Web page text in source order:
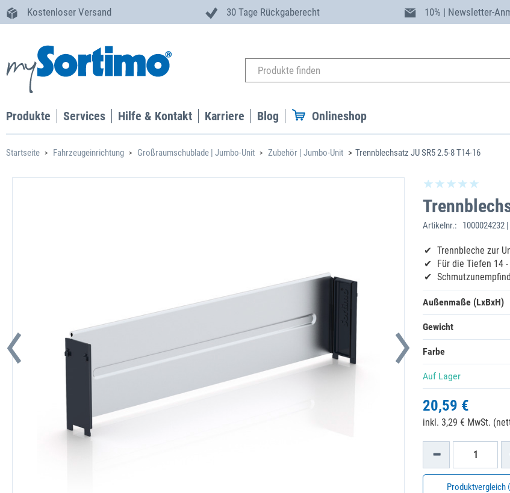
Kostenloser Versand 30 Tage Rückgaberecht 10% | Newsletter-
Produkte Services Hilfe & Kontakt Karriere Blog Onlineshop
Startseite Fahrzeugeinrichtung Großraumschublade | Jumbo-Unit Zubehör | Jumbo-Unit Trennblechsatz JU SR5 2.5-8 T14-16
Artikelnr.: 1000024232
Trennbleche zur
Für die Tiefen 14 -
Außenmaße (LxBxH)
Gewicht
Farbe
Auf Lager
20,59 €
inkl. 3,29 € MwSt.
Produktvergleich